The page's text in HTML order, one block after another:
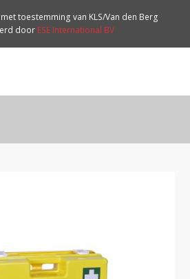
toestemming van KLS/Van den Berg
door ESE International BV